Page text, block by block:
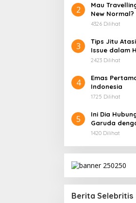
2
Mau
New Normal?
Beberapa Hal
Persiapkan!
4326 Dilihat
3
Tips Jitu
Issue dalam
Dijamin Ampuh!
2423 Dilihat
4
Emas
Indonesia
1725 Dilihat
5
Ini Dia
Garuda
Gerindra
1420 Dilihat
Berita Selebritis